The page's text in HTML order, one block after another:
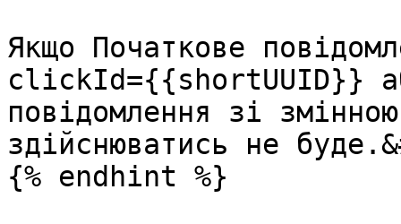
Якщо Початкове
clickId={{shortUUID}}
повідомлення зі
здійснюватись не
{% endhint %}